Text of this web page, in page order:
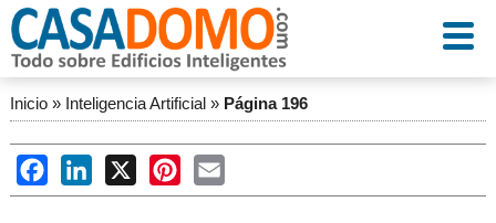
Inicio» Inteligencia Artificial» Página 196
FacebookLinkedIn
X PinterestEmail